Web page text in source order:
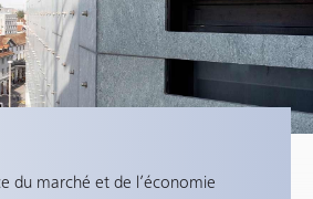
du marché et de l’économie